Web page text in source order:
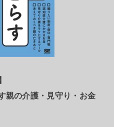
親の介護・見守り・お金